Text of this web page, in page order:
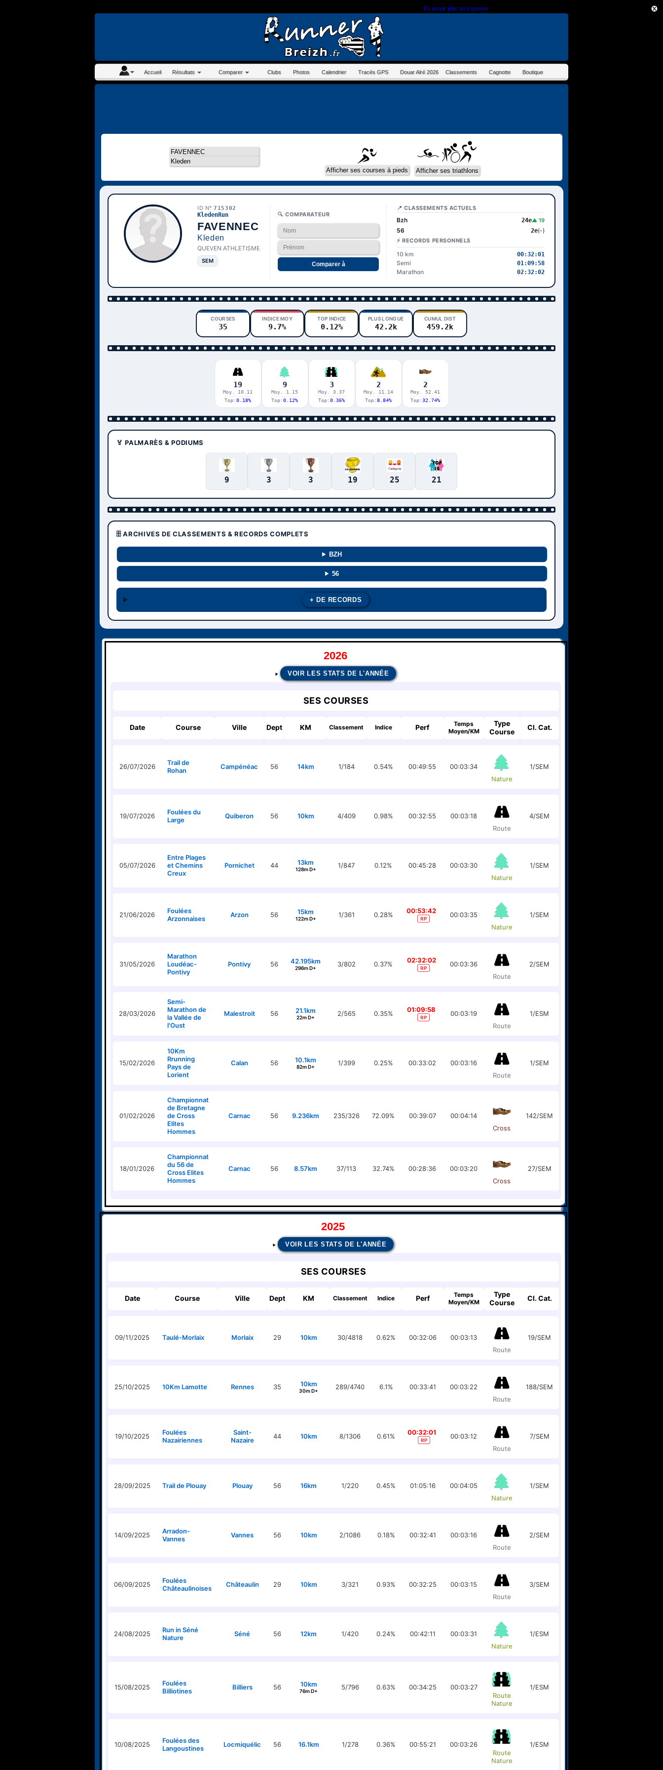
En savoir plus ou s'opposer.
Accueil Résultats Comparer Clubs Photos Calendrier Tracés GPS Douar Alré 2026 Classements Cagnotte Boutique
ID N°715302
KledenRun
FAVENNEC
Kleden
QUEVEN ATHLETISME
SEM
🔍 COMPARATEUR
Comparer à
📍 CLASSEMENTS ACTUELS
Bzh 24e▲ 19
56 2e(-)
⚡ RECORDS PERSONNELS
10 km 00:32:01
Semi 01:09:58
Marathon 02:32:02
COURSES
35
INDICE MOY
9.7%
TOP INDICE
0.12%
PLUS LONGUE
42.2k
CUMUL DIST
459.2k
19
Moy. 10.11
Top:0.18%
9
Moy. 1.15
Top:0.12%
3
Moy. 3.37
Top:0.36%
2
Moy. 11.14
Top:8.84%
2
Moy. 52.41
Top:32.74%
🏅 PALMARÈS & PODIUMS
9 3 3 19 25 21
🗄️ ARCHIVES DE CLASSEMENTS & RECORDS COMPLETS
BZH
56
+ DE RECORDS
2026
VOIR LES STATS DE L'ANNÉE
SES COURSES
Date Course Ville Dept KM Classement Indice Perf
Temps
Moyen/KM
Type
Course
Cl. Cat.
26/07/2026
Trail de
Rohan
Campénéac 56 14km 1/184 0.54% 00:49:55
00:03:34
Nature
1/SEM
19/07/2026
Foulées du
Large
Quiberon 56 10km 4/409 0.98% 00:32:55
00:03:18
Route
4/SEM
05/07/2026
Entre Plages
et Chemins
Creux
Pornichet 44 13km
128m D+ 1/847 0.12% 00:45:28
00:03:30
Nature
1/SEM
21/06/2026
Foulées
Arzonnaises
Arzon 56 15km
122m D+ 1/361 0.28% 00:53:42
RP
00:03:35
Nature
1/SEM
31/05/2026
Marathon
Loudéac-
Pontivy
Pontivy 56 42.195km
296m D+ 3/802 0.37% 02:32:02
RP
00:03:36
Route
2/SEM
28/03/2026
Semi-
Marathon de
la Vallée de
l'Oust
Malestroit 56 21.1km
22m D+ 2/565 0.35% 01:09:58
RP
00:03:19
Route
1/ESM
15/02/2026
10Km
Rrunning
Pays de
Lorient
Calan 56 10.1km
82m D+ 1/399 0.25% 00:33:02
00:03:16
Route
1/SEM
01/02/2026
Championnat
de Bretagne
de Cross
Elites
Hommes
Carnac 56 9.236km 235/326 72.09% 00:39:07
00:04:14
Cross
142/SEM
18/01/2026
Championnat
du 56 de
Cross Elites
Hommes
Carnac 56 8.57km 37/113 32.74% 00:28:36
00:03:20
Cross
27/SEM
2025
VOIR LES STATS DE L'ANNÉE
SES COURSES
Date Course Ville Dept KM Classement Indice Perf
Temps
Moyen/KM
Type
Course
Cl. Cat.
09/11/2025 Taulé-Morlaix Morlaix 29 10km 30/4818 0.62% 00:32:06
00:03:13
Route
19/SEM
25/10/2025 10Km Lamotte Rennes 35 10km
30m D+ 289/4740 6.1% 00:33:41
00:03:22
Route
188/SEM
19/10/2025
Foulées
Nazairiennes
Saint-
Nazaire
44 10km 8/1306 0.61% 00:32:01
RP
00:03:12
Route
7/SEM
28/09/2025 Trail de Plouay Plouay 56 16km 1/220 0.45% 01:05:16
00:04:05
Nature
1/SEM
14/09/2025
Arradon-
Vannes
Vannes 56 10km 2/1086 0.18% 00:32:41
00:03:16
Route
2/SEM
06/09/2025
Foulées
Châteaulinoises
Châteaulin 29 10km 3/321 0.93% 00:32:25
00:03:15
Route
3/SEM
24/08/2025
Run in Séné
Nature
Séné 56 12km 1/420 0.24% 00:42:11
00:03:31
Nature
1/ESM
15/08/2025
Foulées
Billiotines
Billiers 56 10km
76m D+ 5/796 0.63% 00:34:25
00:03:27
Route
Nature
1/ESM
10/08/2025
Foulées des
Langoustines
Locmiquélic 56 16.1km 1/278 0.36% 00:55:21
00:03:26
Route
Nature
1/ESM